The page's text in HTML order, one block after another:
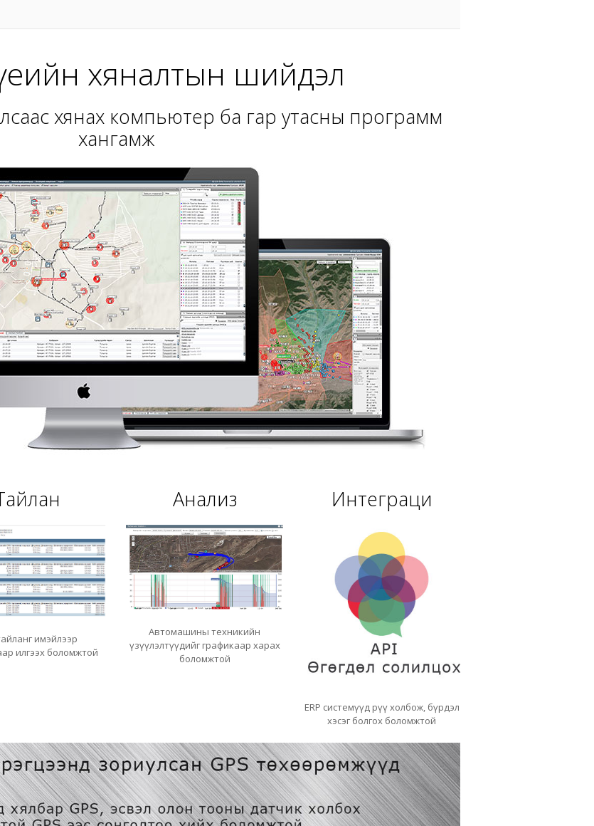
хяналтын шийдэл
хянах компьютер ба гар утасны программ
хангамж
имэйлээр
илгээх боломжтой
Анализ
Автомашины техникийн
үзүүлэлтүүдийг графикаар харах
боломжтой
Интеграци
ERP системүүд рүү холбож, бүрдэл
хэсэг болгох боломжтой